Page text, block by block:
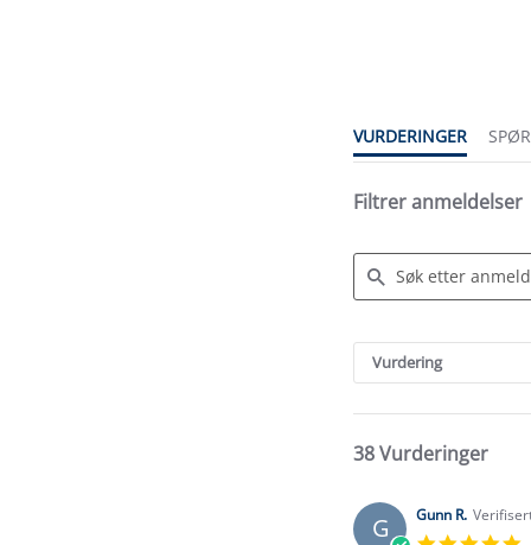
VURDERINGER
Filtrer anmeldelser
Reviews
Vurdering
38 Vurderinger
G Gunn R.